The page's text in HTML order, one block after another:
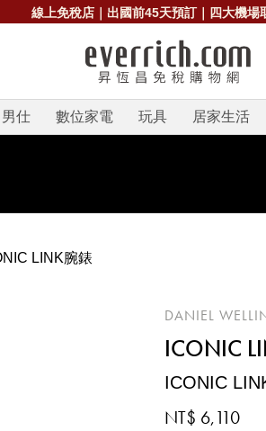
線上免稅店｜出國前45天預訂｜四大機場
男仕 數位家電 玩具 居家生活
LINK腕錶
DANIEL
ICONIC
ICONIC
NT$ 6,110